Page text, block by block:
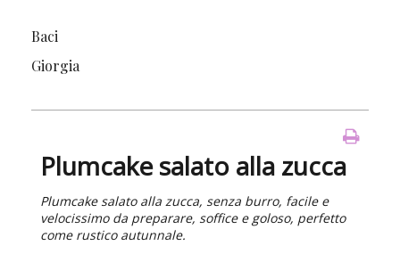
Baci
Giorgia
Plumcake salato alla zucca
Plumcake salato alla zucca, senza burro, facile e
velocissimo da preparare, soffice e goloso, perfetto
come rustico autunnale.